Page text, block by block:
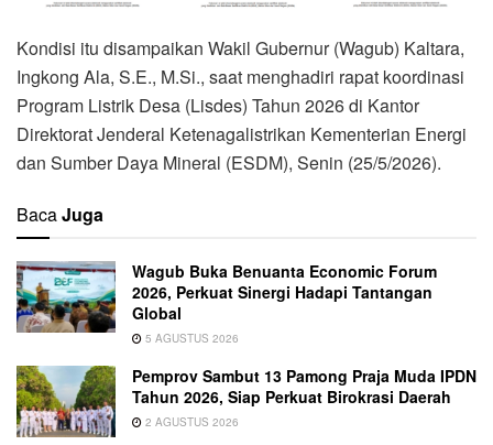
Kondisi itu disampaikan Wakil Gubernur (Wagub) Kaltara,
Ingkong Ala, S.E., M.Si., saat menghadiri rapat koordinasi
Program Listrik Desa (Lisdes) Tahun 2026 di Kantor
Direktorat Jenderal Ketenagalistrikan Kementerian Energi
dan Sumber Daya Mineral (ESDM), Senin (25/5/2026).
BacaJuga
Wagub Buka Benuanta Economic Forum
2026, Perkuat Sinergi Hadapi Tantangan
Global
5 AGUSTUS 2026
Pemprov Sambut 13 Pamong Praja Muda IPDN
Tahun 2026, Siap Perkuat Birokrasi Daerah
2 AGUSTUS 2026